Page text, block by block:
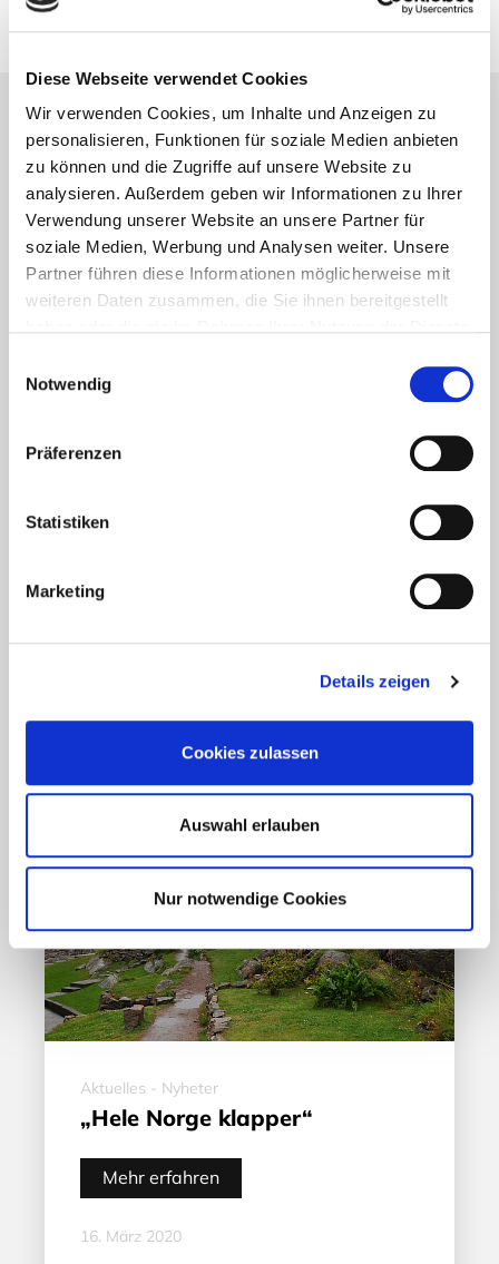
Diese Webseite verwendet Cookies
Wir verwenden Cookies, um Inhalte und Anzeigen zu
personalisieren, Funktionen für soziale Medien anbieten
zu können und die Zugriffe auf unsere Website zu
analysieren. Außerdem geben wir Informationen zu Ihrer
Verwendung unserer Website an unsere Partner für
soziale Medien, Werbung und Analysen weiter. Unsere
Partner führen diese Informationen möglicherweise mit
weiteren Daten zusammen, die Sie ihnen bereitgestellt
Notwendig
Präferenzen
Statistiken
Marketing
Details zeigen
Cookies zulassen
Auswahl erlauben
Nur notwendige Cookies
Lesetipps
UNSERE EMPFEHLUNGEN
Coronavirus in Norwegen –
Ansteckungsgefahren aus dem
Aktuelles - Nyheter
„Hele Norge klapper“
Mehr erfahren
16. März 2020